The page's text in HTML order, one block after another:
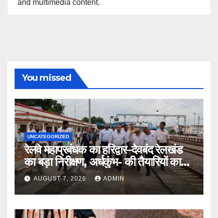
and multimedia content.
You missed
UNCATEGORIZED
रेलवे महाप्रबंधक का हरिद्वार–देवबंद रेलखंड
का बड़ा निरीक्षण, अर्धकुंभ- की तैयारियों का
लिया जायजा
AUGUST 7, 2026 ADMIN